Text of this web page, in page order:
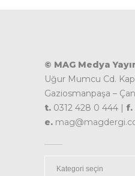
© MAG Medya
Uğur Mumcu Cd.
Gaziosmanpaşa –
t. 0312 428 0 444 | f.
e.